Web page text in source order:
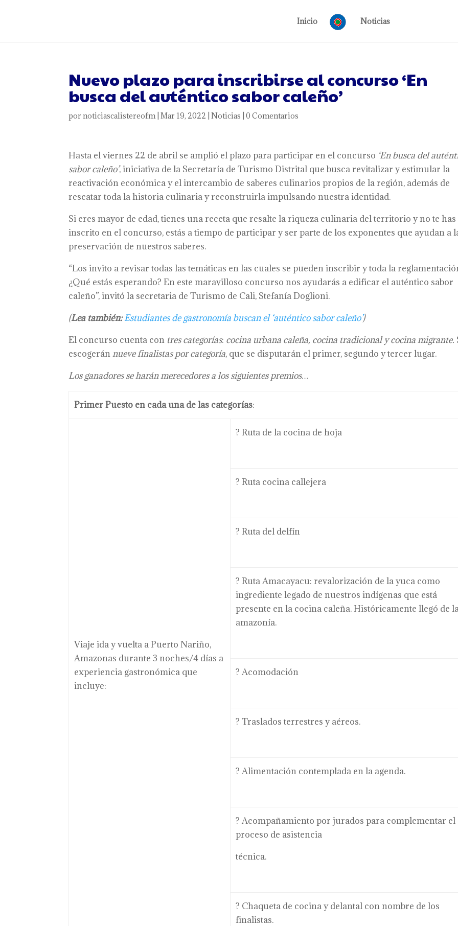
Inicio Noticias
Nuevo plazo para inscribirse al concurso ‘En
busca del auténtico sabor caleño’
pornoticiascalistereofm|Mar 19, 2022 |Noticias |0 Comentarios
Hasta el viernes 22 de abril se amplió el plazo para participar en el concurso ‘En busca del
sabor caleño’, iniciativa de la Secretaría de Turismo Distrital que busca revitalizar y estimular la
reactivación económica y el intercambio de saberes culinarios propios de la región, además de
rescatar toda la historia culinaria y reconstruirla impulsando nuestra identidad.
Si eres mayor de edad, tienes una receta que resalte la riqueza culinaria del territorio y no te has
inscrito en el concurso, estás a tiempo de participar y ser parte de los exponentes que ayudan a
preservación de nuestros saberes.
“Los invito a revisar todas las temáticas en las cuales se pueden inscribir y toda la
¿Qué estás esperando? En este maravilloso concurso nos ayudarás a edificar el auténtico sabor
caleño”, invitó la secretaria de Turismo de Cali, Stefanía Doglioni.
(Lea también: Estudiantes de gastronomía buscan el ‘auténtico sabor caleño’)
El concurso cuenta con tres categorías: cocina urbana caleña, cocina tradicional y cocina migrante.
escogeránnueve finalistas por categoría, que se disputarán el primer, segundo y tercer lugar.
Los ganadores se harán merecedores a los siguientes premios…
Primer Puesto en cada una de las categorías:
Viaje ida y vuelta a Puerto Nariño,
Amazonas durante 3 noches/4 días a
experiencia gastronómica que
incluye:
? Ruta de la cocina de hoja
? Ruta cocina callejera
? Ruta del delfín
? Ruta Amacayacu: revalorización de la yuca como
ingrediente legado de nuestros indígenas que está
presente en la cocina caleña. Históricamente llegó de
amazonía.
? Acomodación
? Traslados terrestres y aéreos.
? Alimentación contemplada en la agenda.
? Acompañamiento por jurados para complementar el
proceso de asistencia
técnica.
? Chaqueta de cocina y delantal con nombre de los
finalistas.